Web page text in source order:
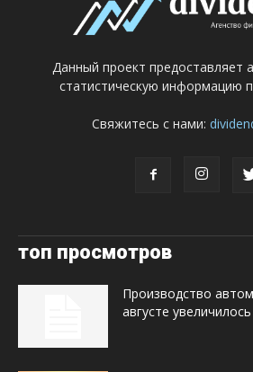
Данный проект предоставляет
статистическую информацию
Свяжитесь с нами:
топ просмотров
Производство
августе